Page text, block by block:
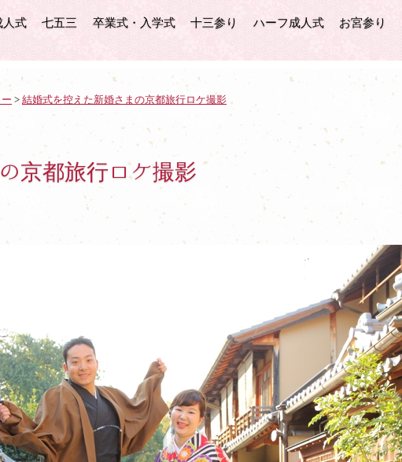
人式 七五三 卒業式・入学式 十三参り ハーフ成人式 お宮参り
> 結婚式を控えた新婚さまの京都旅行ロケ撮影
京都旅行ロケ撮影